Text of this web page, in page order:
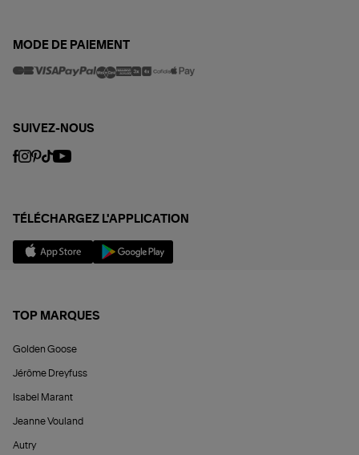
MODE DE PAIEMENT
SUIVEZ-NOUS
TÉLÉCHARGEZ L'APPLICATION
TOP MARQUES
Golden Goose
Jérôme Dreyfuss
Isabel Marant
Jeanne Vouland
Autry